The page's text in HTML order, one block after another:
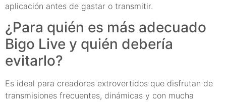
aplicación antes de gastar o transmitir.
¿Para quién es más adecuado
Bigo Live y quién debería
evitarlo?
Es ideal para creadores extrovertidos que disfrutan de
transmisiones frecuentes, dinámicas y con mucha